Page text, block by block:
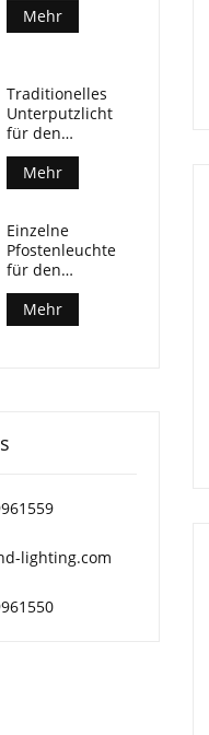
Mehr
Traditionelles
Unterputzlicht
für den
Außenbereich
Mehr
Einzelne
Pfostenleuchte
für den
Außenbereich
Mehr
lighting.com